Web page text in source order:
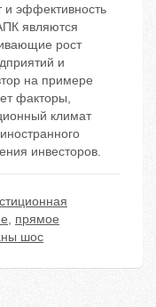
и эффективность
являются
рост
и
на примере
факторы,
климат
инвесторов.
, прямое
шос